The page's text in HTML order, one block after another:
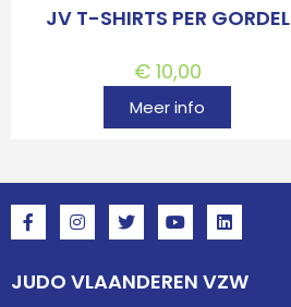
JV T-SHIRTS PER GORDEL
€10,00
Meer info
JUDO VLAANDEREN VZW